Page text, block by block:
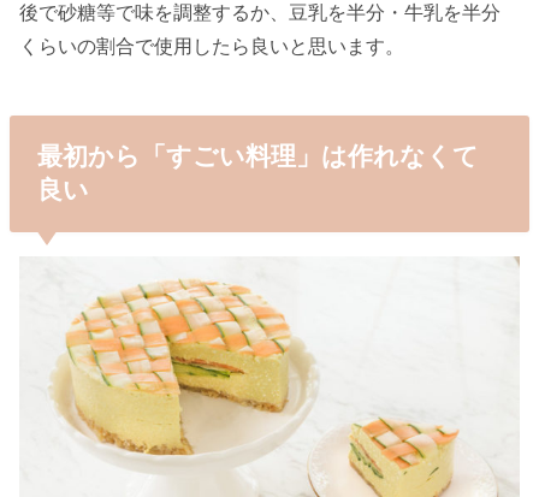
後で砂糖等で味を調整するか、豆乳を半分・牛乳を半分
くらいの割合で使用したら良いと思います。
最初から「すごい料理」は作れなくて
良い